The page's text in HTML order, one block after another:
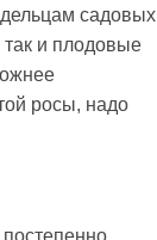
садовых
так и плодовые
росы, надо